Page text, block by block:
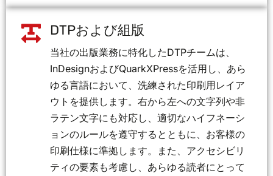
DTPおよび組版
当社の出版業務に特化したDTPチームは、
InDesignおよびQuarkXPressを活用し、あら
ゆる言語において、洗練された印刷用レイア
ウトを提供します。右から左への文字列や非
ラテン文字にも対応し、適切なハイフネーシ
ョンのルールを遵守するとともに、お客様の
印刷仕様に準拠します。また、アクセシビリ
ティの要素も考慮し、あらゆる読者にとって